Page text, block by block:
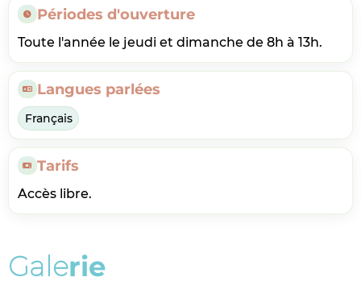
Périodes d'ouverture
Toute l'année le jeudi et dimanche de 8h à 13h.
Langues parlées
Français
Tarifs
Accès libre.
Galerie